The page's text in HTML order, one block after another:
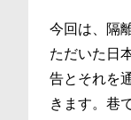
今回は、隔
ただいた日
告とそれを
きます。巷